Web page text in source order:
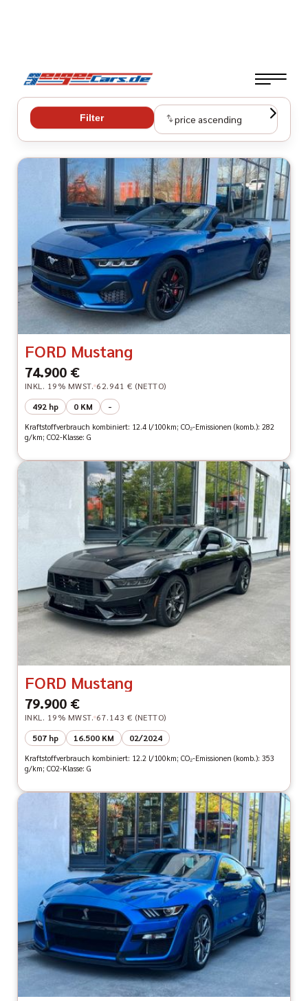
Filter price ascending
FORD Mustang
74.900 €
INKL. 19% MWST. 62.941 € (NETTO)
492 hp
0 KM -
Kraftstoffverbrauch kombiniert: 12.4 l/100km; CO₂-Emissionen (komb.): 282
g/km; CO2-Klasse: G
FORD Mustang
79.900 €
INKL. 19% MWST. 67.143 € (NETTO)
507 hp
16.500 KM 02/2024
Kraftstoffverbrauch kombiniert: 12.2 l/100km; CO₂-Emissionen (komb.): 353
g/km; CO2-Klasse: G